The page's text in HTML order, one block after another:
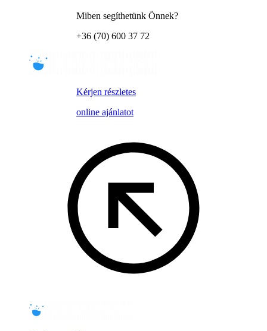
Miben segíthetünk Önnek?
+36 (70) 600 37 72
Kérjen részletes
online ajánlatot